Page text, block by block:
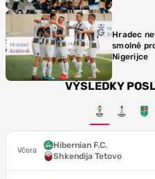
Hradec
smolně
Nigerijce
VÝSLEDKY
Včera
Hibernian F.C.
Shkendija Tetovo